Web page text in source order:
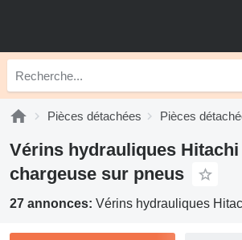
Pièces détachées Pièces
Vérins hydrauliques
chargeuse sur pneus
27 annonces: Vérins hydrauliques